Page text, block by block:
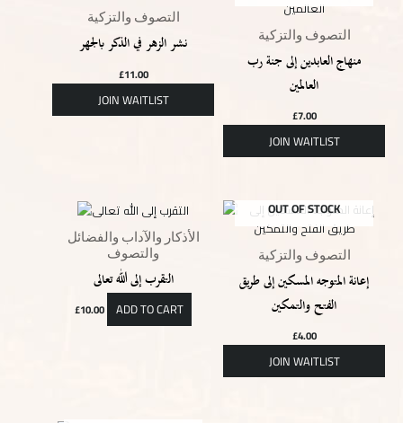
التصوف والتزكية
نشر الزهر في الذكر بالجهر
£11.00
التصوف والتزكية
منهاج العابدين إلى جنة رب
العالمين
£7.00
الأذكار والآداب والفضائل
والتصوف
التقرب إلى الله تعالى
£10.00 ADD TO CART
OUT OF STOCK
التصوف والتزكية
إعانة المتوجه المسكين إلى طريق
الفتح والتمكين
£4.00